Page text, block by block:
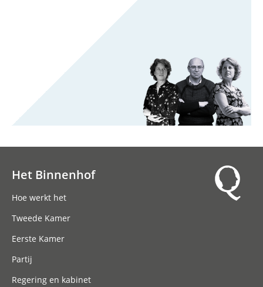
Het Binnenhof
Hoe werkt het
Tweede Kamer
Eerste Kamer
Partij
Regering en kabinet